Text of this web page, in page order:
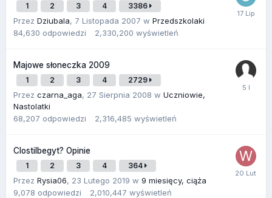
1 2 3 4 3386
Przez Dziubala, 7 Listopada 2007 w Przedszkolaki
84,630 odpowiedzi 2,330,200 wyświetleń
Majowe słoneczka 2009
1 2 3 4 2729
Przez czarna_aga, 27 Sierpnia 2008 w Uczniowie,
Nastolatki
68,207 odpowiedzi 2,316,485 wyświetleń
Clostilbegyt? Opinie
1 2 3 4 364
Przez Rysia06, 23 Lutego 2019 w 9 miesięcy, ciąża
9,078 odpowiedzi 2,010,447 wyświetleń